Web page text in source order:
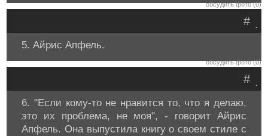
обсудить фото (0)
.
#
5. Айрис Апфель.
обсудить фото (0)
.
#
6. "Если кому-то не нравится то, что я делаю,
это их проблема, не моя", - говорит Айрис
Апфель. Она выпустила книгу о своем стиле с